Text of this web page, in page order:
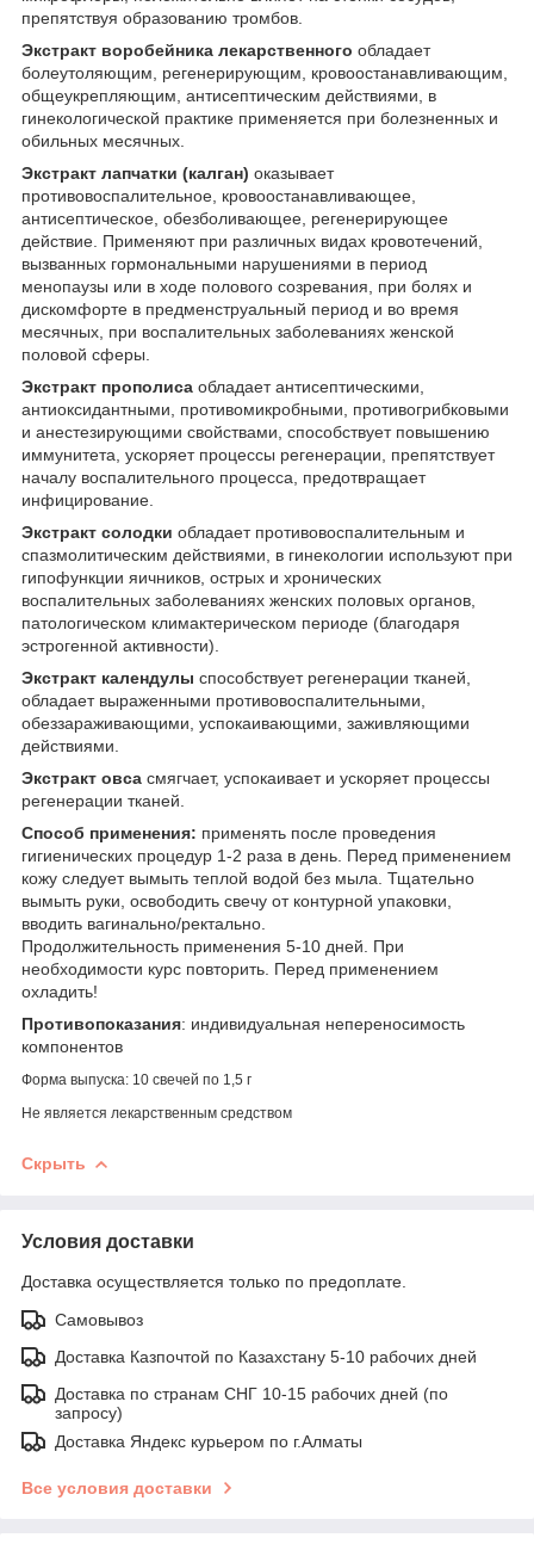
препятствуя образованию тромбов.
Экстракт воробейника лекарственного обладает
болеутоляющим, регенерирующим, кровоостанавливающим,
общеукрепляющим, антисептическим действиями, в
гинекологической практике применяется при болезненных и
обильных месячных.
Экстракт лапчатки (калган) оказывает
противовоспалительное, кровоостанавливающее,
антисептическое, обезболивающее, регенерирующее
действие. Применяют при различных видах кровотечений,
вызванных гормональными нарушениями в период
менопаузы или в ходе полового созревания, при болях и
дискомфорте в предменструальный период и во время
месячных, при воспалительных заболеваниях женской
половой сферы.
Экстракт прополиса обладает антисептическими,
антиоксидантными, противомикробными, противогрибковыми
и анестезирующими свойствами, способствует повышению
иммунитета, ускоряет процессы регенерации, препятствует
началу воспалительного процесса, предотвращает
инфицирование.
Экстракт солодки обладает противовоспалительным и
спазмолитическим действиями, в гинекологии используют при
гипофункции яичников, острых и хронических
воспалительных заболеваниях женских половых органов,
патологическом климактерическом периоде (благодаря
эстрогенной активности).
Экстракт календулы способствует регенерации тканей,
обладает выраженными противовоспалительными,
обеззараживающими, успокаивающими, заживляющими
действиями.
Экстракт овса смягчает, успокаивает и ускоряет процессы
регенерации тканей.
Способ применения: применять после проведения
гигиенических процедур 1-2 раза в день. Перед применением
кожу следует вымыть теплой водой без мыла. Тщательно
вымыть руки, освободить свечу от контурной упаковки,
вводить вагинально/ректально.
Продолжительность применения 5-10 дней. При
необходимости курс повторить. Перед применением
охладить!
Противопоказания: индивидуальная непереносимость
компонентов
Форма выпуска: 10 свечей по 1,5 г
Не является лекарственным средством
Скрыть
Условия доставки
Доставка осуществляется только по предоплате.
Самовывоз
Доставка Казпочтой по Казахстану 5-10 рабочих дней
Доставка по странам СНГ 10-15 рабочих дней (по
запросу)
Доставка Яндекс курьером по г.Алматы
Все условия доставки